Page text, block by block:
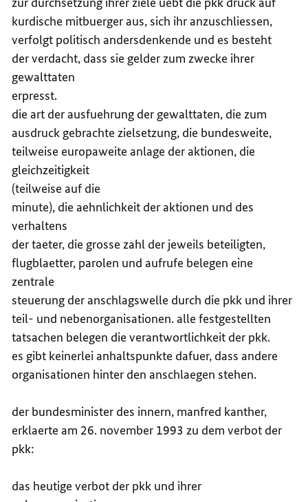
kurdische mitbuerger aus, sich ihr anzuschliessen,
verfolgt politisch andersdenkende und es besteht
der verdacht, dass sie gelder zum zwecke ihrer
gewalttaten
erpresst.
die art der ausfuehrung der gewalttaten, die zum
ausdruck gebrachte zielsetzung, die bundesweite,
teilweise europaweite anlage der aktionen, die
gleichzeitigkeit
(teilweise auf die
minute), die aehnlichkeit der aktionen und des
verhaltens
der taeter, die grosse zahl der jeweils beteiligten,
flugblaetter, parolen und aufrufe belegen eine
zentrale
steuerung der anschlagswelle durch die pkk und ihrer
teil- und nebenorganisationen. alle festgestellten
tatsachen belegen die verantwortlichkeit der pkk.
es gibt keinerlei anhaltspunkte dafuer, dass andere
organisationen hinter den anschlaegen stehen.
der bundesminister des innern, manfred kanther,
erklaerte am 26. november 1993 zu dem verbot der
pkk:
das heutige verbot der pkk und ihrer